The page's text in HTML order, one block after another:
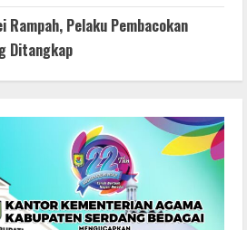
Rampah, Pelaku Pembacokan
Ditangkap